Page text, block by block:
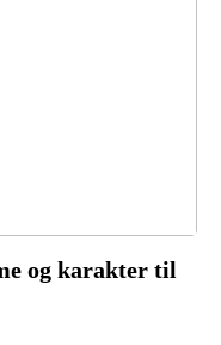
og karakter til